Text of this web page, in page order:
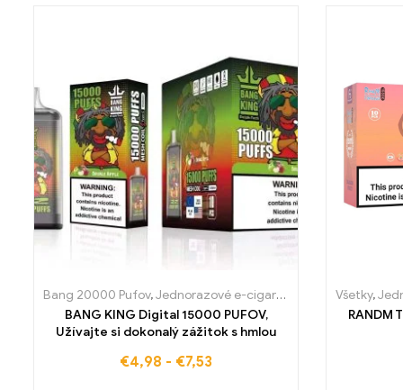
Bang 20000 Pufov,Jednorazové e-cigaretky
Jednorázové
BANG KING Digital 15000 PUFOV,
Užívajte si dokonalý zážitok s hmlou
€4,98 - €7,53
Všetky,
RANDM